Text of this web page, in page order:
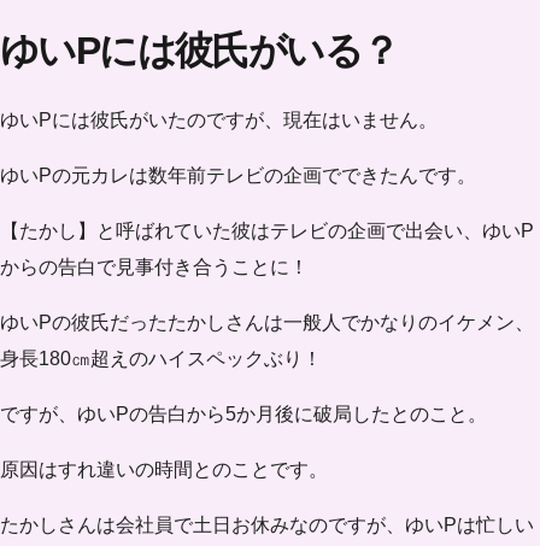
ゆいPには彼氏がいる？
ゆいPには彼氏がいたのですが、 現在はいません。
ゆいPの元カレは数年前テレビの企画でできたんです。
【たかし】と呼ばれていた彼はテレビの企画で出会い、ゆいP
からの告白で見事付き合うことに！
ゆいPの彼氏だったたかしさんは一般人でかなりのイケメン、
身長180㎝超えのハイスペックぶり！
ですが、ゆいPの告白から5か月後に破局 したとのこと。
原因はすれ違いの時間とのことです。
たかしさんは会社員で土日お休みなのですが、ゆいPは忙しい